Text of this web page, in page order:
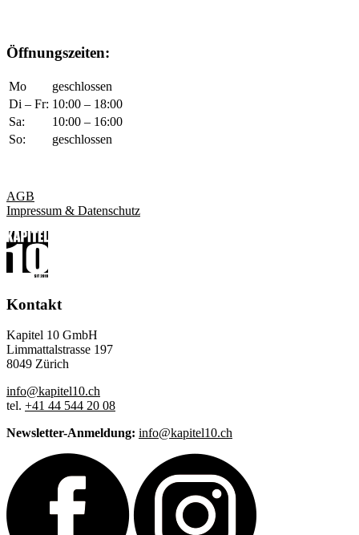
Öffnungszeiten:
Mo
geschlossen
Di – Fr: 10:00 – 18:00
Sa:
10:00 – 16:00
So:
geschlossen
AGB
Impressum & Datenschutz
Kontakt
Kapitel 10 GmbH
Limmattalstrasse 197
8049 Zürich
info@kapitel10.ch
tel. +41 44 544 20 08
Newsletter-Anmeldung: info@kapitel10.ch